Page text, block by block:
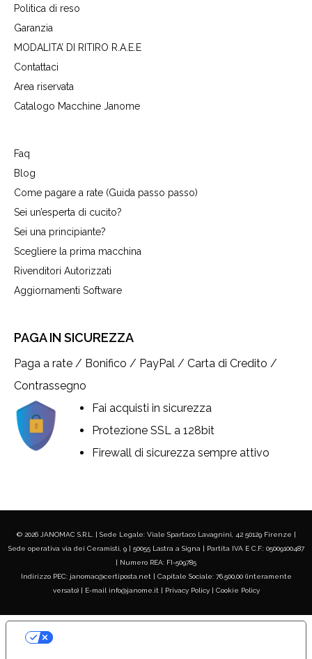
Politica di reso
Garanzia
MODALITA’ DI RITIRO R.A.E.E
Contattaci
Area riservata
Catalogo Macchine Janome
Faq
Blog
Come pagare a rate (Guida passo passo)
Sei un’esperta di cucito?
Sei una principiante?
Scegliere la prima macchina
Rivenditori Autorizzati
Aggiornamenti Software
PAGA IN SICUREZZA
Paga a rate / Bonifico / PayPal / Carta di Credito /
Contrassegno
Fai acquisti in sicurezza
Protezione SSL a 128bit
Firewall di sicurezza sempre attivo
© 2026 JANOMAC S.R.L. | Sede Legale: Viale Spartaco Lavagnini, 42 50129 Firenze |
Sede operativa via dei Ceramisti, 9 | 50055 Lastra a Signa | Partita IVA E C.F.: 05009100487
| Numero REA: FI-509785
Indirizzo PEC: janomac@certiposta.net | Capitale Sociale: 76.500,00 (interamente
versato) | E-mail info@janome.it | Privacy Policy| Cookie Policy